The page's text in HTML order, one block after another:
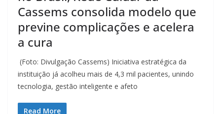
Cassems consolida modelo que
previne complicações e acelera
a cura
(Foto: Divulgação Cassems) Iniciativa estratégica da
instituição já acolheu mais de 4,3 mil pacientes, unindo
tecnologia, gestão inteligente e afeto
Read More